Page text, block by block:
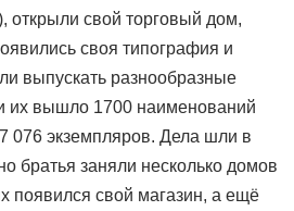
открыли свой торговый дом,
своя типография и
выпускать разнообразные
их вышло 1700 на­именований
076 экземпляров. Дела шли в
братья заняли несколько домов
появился свой магазин, а ещё